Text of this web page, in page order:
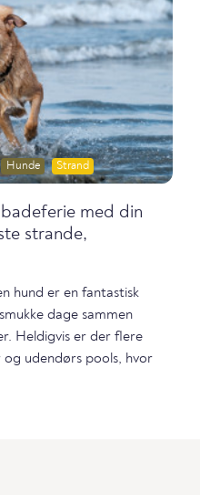
Hunde Strand
med din
strande,
hund er en fantastisk
dage sammen
Heldigvis er der flere
udendørs pools, hvor